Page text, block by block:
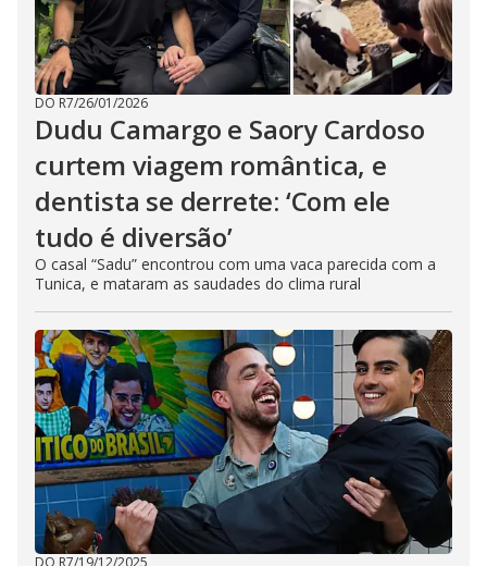
DO R7/26/01/2026
Dudu Camargo e Saory Cardoso
curtem viagem romântica, e
dentista se derrete: ‘Com ele
tudo é diversão’
O casal “Sadu” encontrou com uma vaca parecida com a
Tunica, e mataram as saudades do clima rural